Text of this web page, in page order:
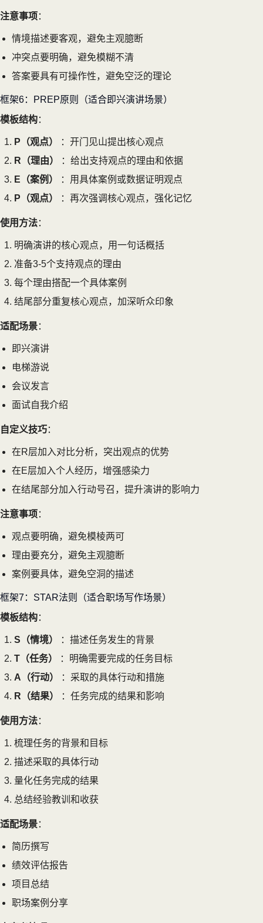
注意事项 ：
情境描述要客观，避免主观臆断
冲突点要明确，避免模糊不清
答案要具有可操作性，避免空泛的理论
框架6：PREP原则（适合即兴演讲场景）
模板结构：
P（观点）
：开门见山提出核心观点
R（理由）
：给出支持观点的理由和依据
E（案例）
：用具体案例或数据证明观点
P（观点）
：再次强调核心观点，强化记忆
使用方法：
明确演讲的核心观点，用一句话概括
准备3-5个支持观点的理由
每个理由搭配一个具体案例
结尾部分重复核心观点，加深听众印象
适配场景：
即兴演讲
电梯游说
会议发言
面试自我介绍
自定义技巧：
在R层加入对比分析，突出观点的优势
在E层加入个人经历，增强感染力
在结尾部分加入行动号召，提升演讲的影响力
注意事项 ：
观点要明确，避免模棱两可
理由要充分，避免主观臆断
案例要具体，避免空洞的描述
框架7：STAR法则（适合职场写作场景）
模板结构：
S（情境）
：描述任务发生的背景
T（任务）
：明确需要完成的任务目标
A（行动）
：采取的具体行动和措施
R（结果）
：任务完成的结果和影响
使用方法：
梳理任务的背景和目标
描述采取的具体行动
量化任务完成的结果
总结经验教训和收获
适配场景：
简历撰写
绩效评估报告
项目总结
职场案例分享